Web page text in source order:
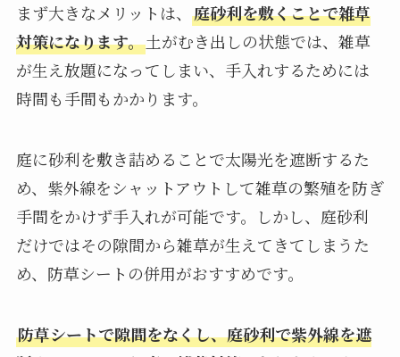
まず大きなメリットは、 庭砂利を敷くことで雑草
対策になります。土がむき出しの状態では、雑草
が生え放題になってしまい、手入れするためには
時間も手間もかかります。
庭に砂利を敷き詰めることで太陽光を遮断するた
め、紫外線をシャットアウトして雑草の繁殖を防ぎ
手間をかけず手入れが可能です。しかし、庭砂利
だけではその隙間から雑草が生えてきてしまうた
め、防草シートの併用がおすすめです。
防草シートで隙間をなくし、庭砂利で紫外線を遮